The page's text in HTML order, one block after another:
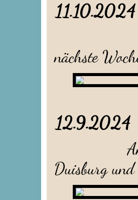
nächste
Am 14./
Duisburg